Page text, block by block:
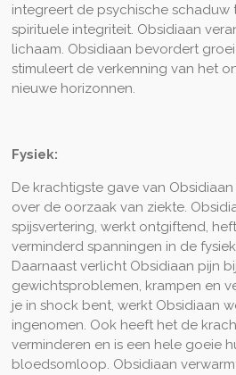
integreert de psychische schaduw
spirituele integriteit. Obsidiaan
lichaam. Obsidiaan bevordert
stimuleert de verkenning van het
nieuwe horizonnen.
Fysiek:
De krachtigste gave van
over de oorzaak van ziekte.
spijsvertering, werkt ontgiftend,
verminderd spanningen in de
Daarnaast verlicht Obsidiaan pijn
gewichtsproblemen, krampen en
je in shock bent, werkt Obsidiaan
ingenomen. Ook heeft het de
verminderen en is een hele goeie
bloedsomloop. Obsidiaan